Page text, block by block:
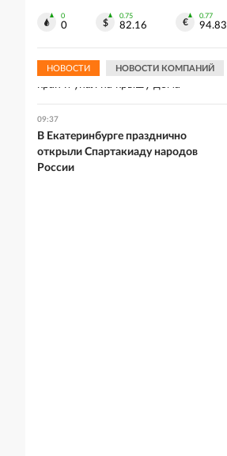
0
0
0.75
82.16
0.77
94.83
НОВОСТИ НОВОСТИ КОМПАНИЙ
убийстве кандидата в президенты
В Уфе дрон врезался в строительный
кран и упал на крышу дома
09:37
В Екатеринбурге празднично
открыли Спартакиаду народов
России